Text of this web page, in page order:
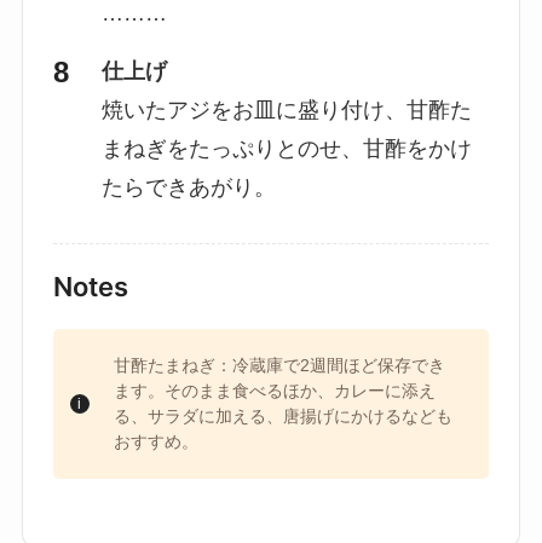
………
仕上げ
焼いたアジをお皿に盛り付け、甘酢た
まねぎをたっぷりとのせ、甘酢をかけ
たらできあがり。
Notes
甘酢たまねぎ：冷蔵庫で2週間ほど保存でき
ます。そのまま食べるほか、カレーに添え
る、サラダに加える、唐揚げにかけるなども
おすすめ。